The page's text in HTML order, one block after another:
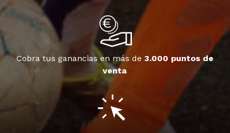
Cobra tus ganancias en más de 3.000 puntos de
venta